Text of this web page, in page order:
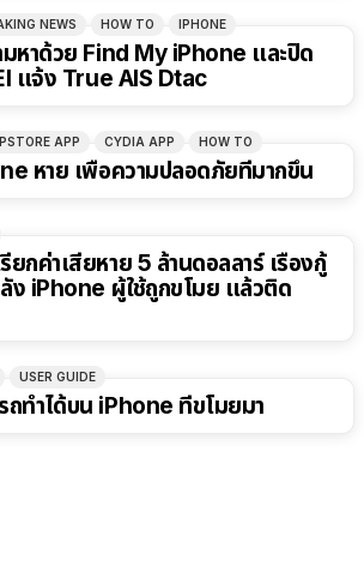
NEWS HOW TO IPHONE
หาด้วย Find My iPhone และปิด
แจ้ง True AIS Dtac
APP CYDIA APP HOW TO
หาย เพื่อความปลอดภัยที่มากขึ้น
กค่าเสียหาย 5 ล้านดอลลาร์ เรื่องกู้
ง iPhone ผู้ใช้ถูกขโมย แล้วติด
USER GUIDE
ถทำได้บน iPhone ที่ขโมยมา